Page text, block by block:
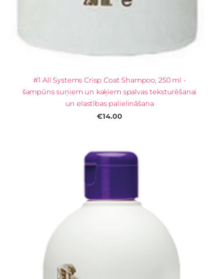
#1 All Systems Crisp Coat Shampoo, 250 ml -
šampūns suņiem un kaķiem spalvas teksturēšanai
un elastības palielināšana
€14.00